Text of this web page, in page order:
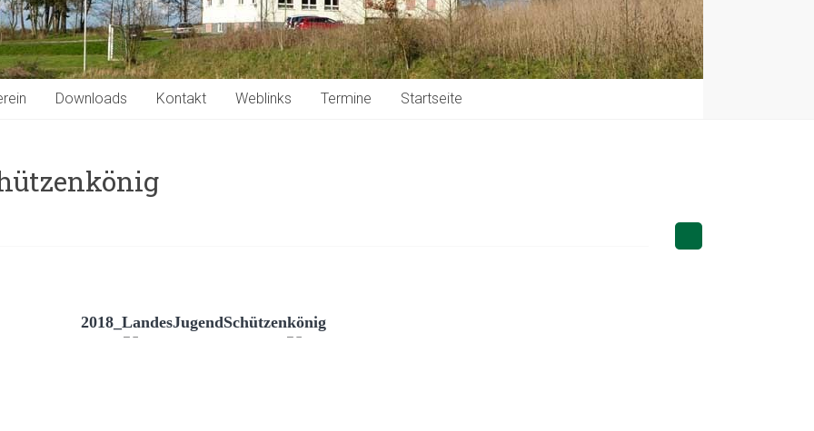
Downloads Kontakt Weblinks Termine Startseite
2018_LandesJugendSchützenkönig